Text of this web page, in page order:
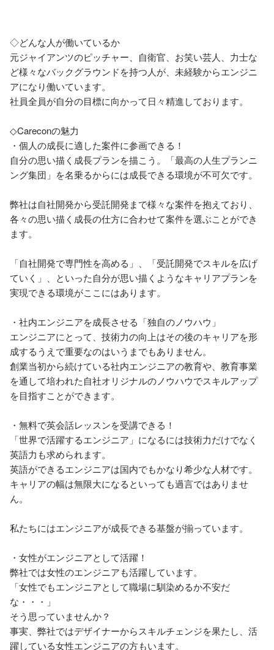
◇どんな人が働いているか
元ジャイアンツのピッチャー、自衛官、お笑い芸人、力士な
ど様々なバックグラウンドを持つ人が、未経験からエンジニ
アになり働いています。
社員全員が自分の目標に向かって日々精進しております。
◇Careconの魅力
・個人の成長に適した案件に参画できる！
自分の思い描く成長プランを描こう。「最高の人生プランニ
ング集団」を名乗るからには成長できる環境が不可欠です。
弊社は自社開発から受託開発まで様々な案件を抱えており、
各々の思い描く成長の仕方に合わせて案件を選ぶことができ
ます。
「自社開発で専門性を高める」、「受託開発でスキルを広げ
ていく」、といった自分が思い描くようなキャリアプランを
実現できる環境がここにはあります。
・社内エンジニアを成長させる「独自のノウハウ」
エンジニアにとって、技術力の向上はその後のキャリアを形
成するうえで重要なのはいうまでもありません。
創業当初から続けている社内エンジニアの教育や、教育事業
を通して培われた自社オリジナルのノウハウでスキルアップ
を目指すことができます。
・無料で英会話レッスンを受講できる！
「世界で活躍するエンジニア」になるには技術力だけでなく
英語力も求められます。
英語ができるエンジニアは国内でもかなり希少な人材です。
キャリアの幅は無限大になるといっても過言ではありませ
ん。
私たちにはエンジニアが成長できる基盤が揃っています。
・女性がエンジニアとして活躍！
弊社では女性のエンジニアも活躍しています。
「女性でもエンジニアとして職場に馴染めるか不安だ
な・・・」
そう思っていませんか？
事実、弊社ではデザイナーからスキルチェンジを果たし、活
躍している女性エンジニアの方もいます。